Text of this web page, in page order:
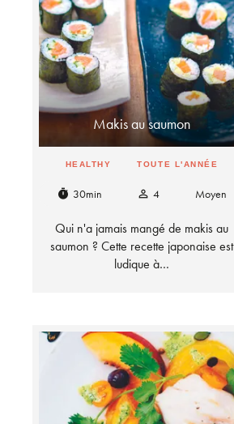
Makis au saumon
HEALTHY TOUTE L'ANNÉE
timer 30min person_outline 4 Moyen
Qui n'a jamais mangé de makis au
saumon ? Cette recette japonaise est
ludique à…